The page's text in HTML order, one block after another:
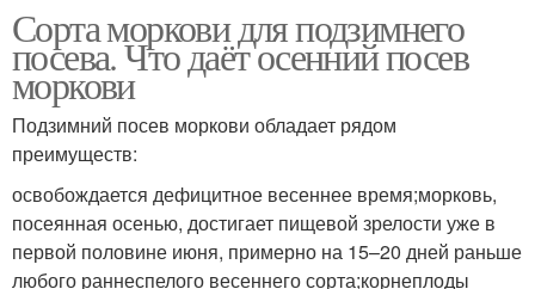
Сорта моркови для подзимнего
посева. Что даёт осенний посев
моркови
Подзимний посев моркови обладает рядом
преимуществ:
освобождается дефицитное весеннее время;морковь,
посеянная осенью, достигает пищевой зрелости уже в
первой половине июня, примерно на 15–20 дней раньше
любого раннеспелого весеннего сорта;корнеплоды